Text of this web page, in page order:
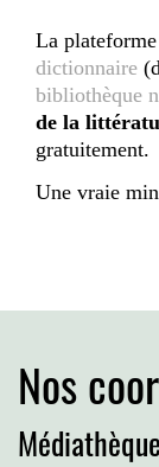
La
dictionnaire
bibliothèque
de la
gratuitement.
Une vraie
Nos